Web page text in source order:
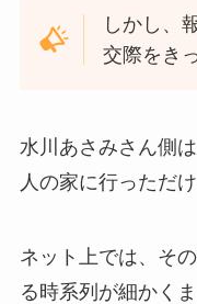
しかし、
交際をき
水川あさみさん側
人の家に行っただ
ネット上では、そ
る時系列が細かく